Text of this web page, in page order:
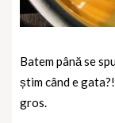
Batem până se
știm când e
gros.